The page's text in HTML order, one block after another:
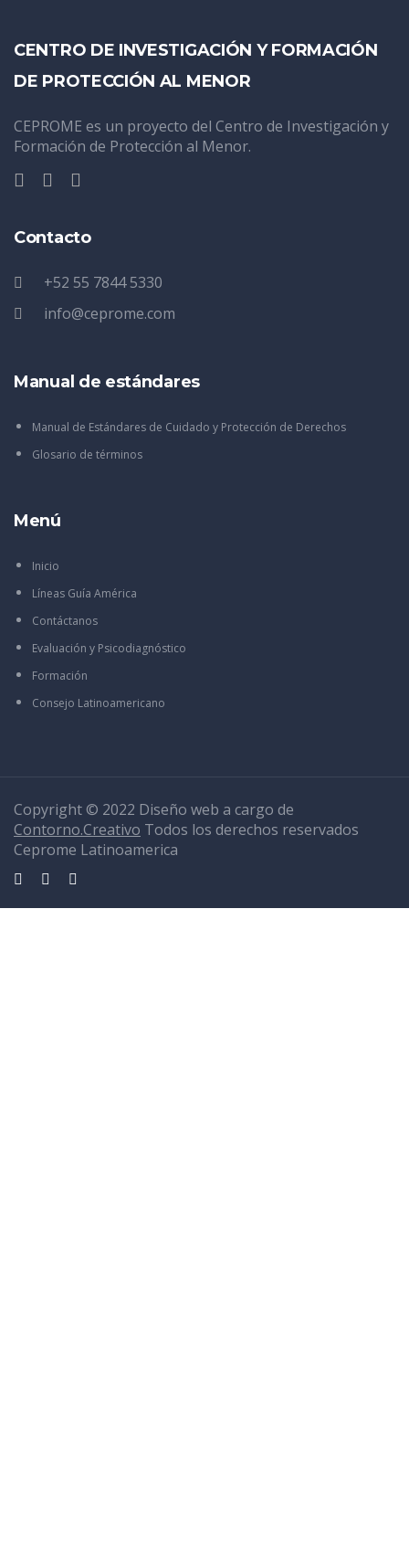
CENTRO DE INVESTIGACIÓN Y FORMACIÓN
DE PROTECCIÓN AL MENOR
CEPROME es un proyecto del Centro de Investigación y
Formación de Protección al Menor.
Contacto
+52 55 7844 5330
info@ceprome.com
Manual de estándares
Manual de Estándares de Cuidado y Protección de Derechos
Glosario de términos
Menú
Inicio
Líneas Guía América
Contáctanos
Evaluación y Psicodiagnóstico
Formación
Consejo Latinoamericano
Copyright © 2022 Diseño web a cargo de
Contorno.Creativo Todos los derechos reservados
Ceprome Latinoamerica